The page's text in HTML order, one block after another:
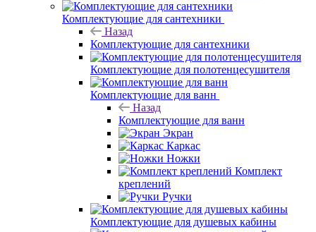
Комплектующие для сантехники
Назад
Комплектующие для сантехники
Комплектующие для полотенцесушителя
Комплектующие для ванн
Назад
Комплектующие для ванн
Экран
Каркас
Ножки
Комплект
креплений
Ручки
Комплектующие для душевых кабины